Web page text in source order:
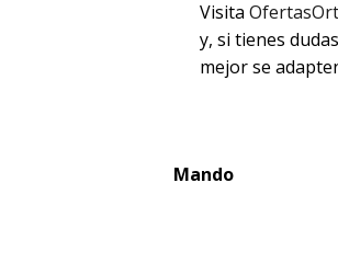
Visita
y, si tienes
mejor se
Mando